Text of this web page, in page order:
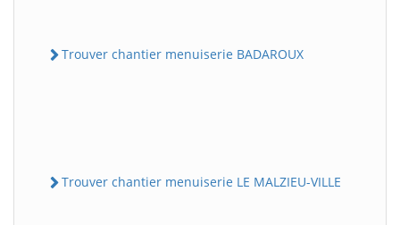
Trouver chantier menuiserie BADAROUX
Trouver chantier menuiserie LE MALZIEU-VILLE